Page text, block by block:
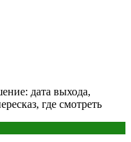
дата выхода,
где смотреть